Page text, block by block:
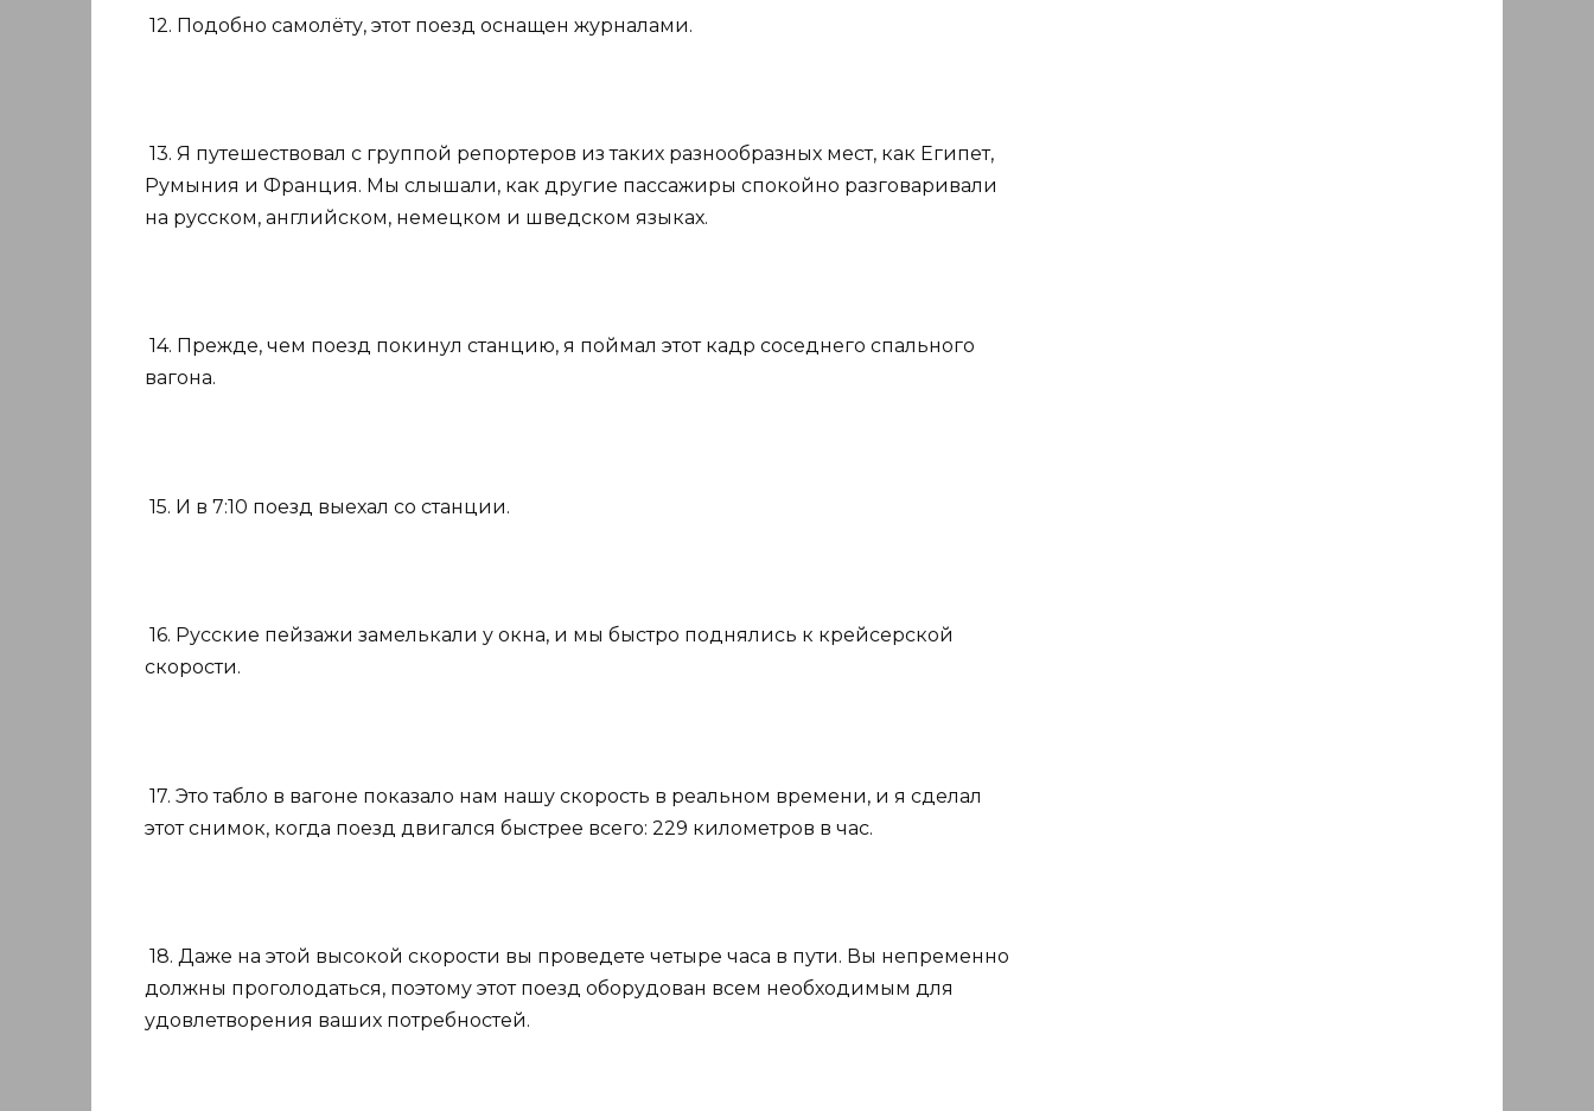
12. Подобно самолёту, этот поезд оснащен журналами.
13. Я путешествовал с группой репортеров из таких разнообразных мест, как Египет,
Румыния и Франция. Мы слышали, как другие пассажиры спокойно разговаривали
на русском, английском, немецком и шведском языках.
14. Прежде, чем поезд покинул станцию, я поймал этот кадр соседнего спального
вагона.
15. И в 7:10 поезд выехал со станции.
16. Русские пейзажи замелькали у окна, и мы быстро поднялись к крейсерской
скорости.
17. Это табло в вагоне показало нам нашу скорость в реальном времени, и я сделал
этот снимок, когда поезд двигался быстрее всего: 229 километров в час.
18. Даже на этой высокой скорости вы проведете четыре часа в пути. Вы непременно
должны проголодаться, поэтому этот поезд оборудован всем необходимым для
удовлетворения ваших потребностей.